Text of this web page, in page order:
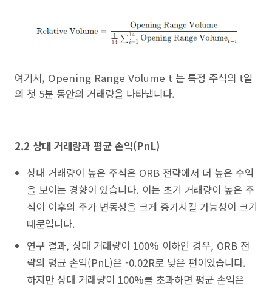
여기서, Opening Range Volume t 는 특정 주식의 t일
의 첫 5분 동안의 거래량을 나타냅니다.
2.2 상대 거래량과 평균 손익(PnL)
상대 거래량이 높은 주식은 ORB 전략에서 더 높은 수익
을 보이는 경향이 있습니다. 이는 초기 거래량이 높은 주
식이 이후의 주가 변동성을 크게 증가시킬 가능성이 크기
때문입니다.
연구 결과, 상대 거래량이 100% 이하인 경우, ORB 전
략의 평균 손익(PnL)은 -0.02R로 낮은 편이었습니다.
하지만 상대 거래량이 100%를 초과하면 평균 손익은